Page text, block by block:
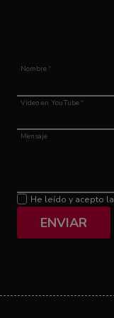
Nombre*
Vídeo en YouTube*
Mensaje
He leído y acepto la
ENVIAR